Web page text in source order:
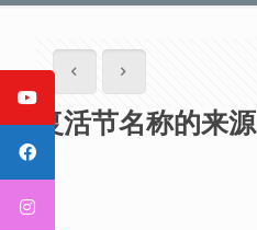
复活节名称的来源